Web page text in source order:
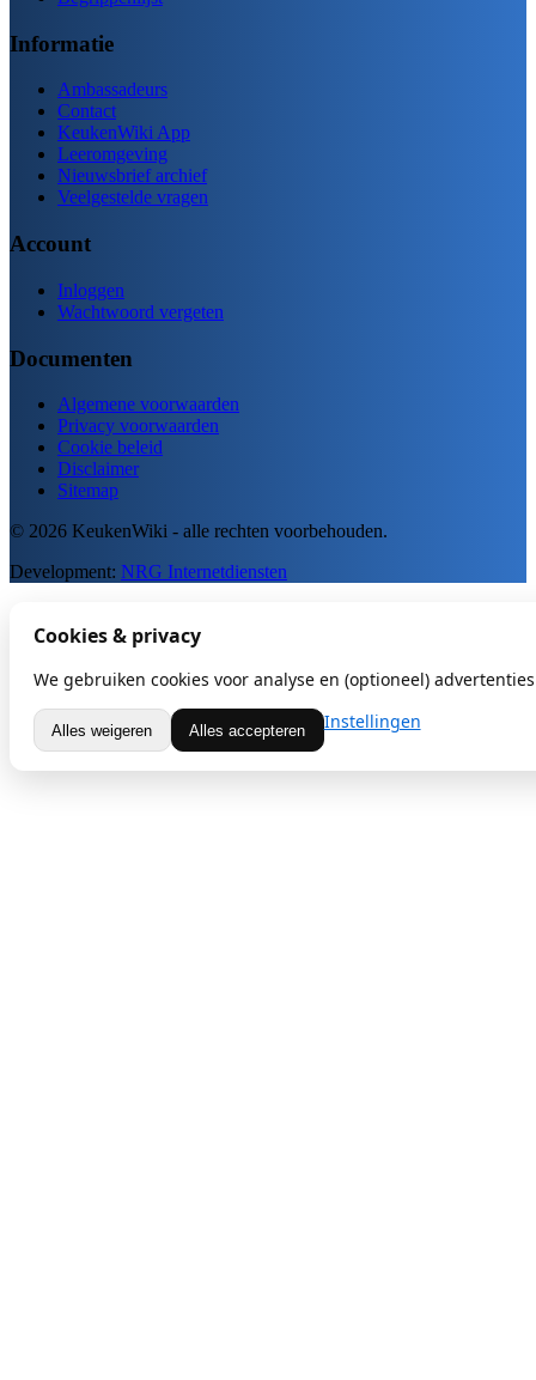
Informatie
Ambassadeurs
Contact
KeukenWiki App
Leeromgeving
Nieuwsbrief archief
Veelgestelde vragen
Account
Inloggen
Wachtwoord vergeten
Documenten
Algemene voorwaarden
Privacy voorwaarden
Cookie beleid
Disclaimer
Sitemap
© 2026 KeukenWiki - alle rechten voorbehouden.
Development: NRG Internetdiensten
Cookies & privacy
We gebruiken cookies voor analyse en (optioneel)
Alles weigeren Alles accepteren Instellingen